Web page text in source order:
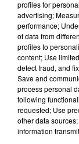
pas Angers qui
Écouter le
A noter qu’en
ont-elles-aussi
Pornic ou La
profiles for
advertising;
performance;
of data from
profiles to
content; Use
detect fraud, and
Save and
process personal
following
requested; Use
other data
information